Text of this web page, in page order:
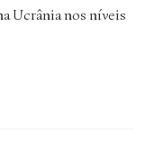
Ucrânia nos níveis